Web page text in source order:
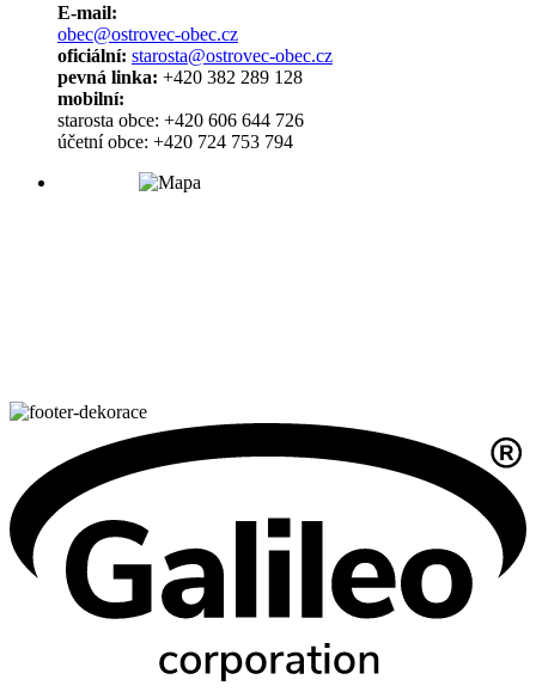
E-mail:
obec@ostrovec-obec.cz
oficiální: starosta@ostrovec-obec.cz
pevná linka: +420 382 289 128
mobilní:
starosta obce: +420 606 644 726
účetní obce: +420 724 753 794